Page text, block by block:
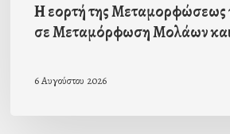
Η εορτή της Μεταμορφώσεως
σε Μεταμόρφωση Μολάων
6 Αυγούστου 2026